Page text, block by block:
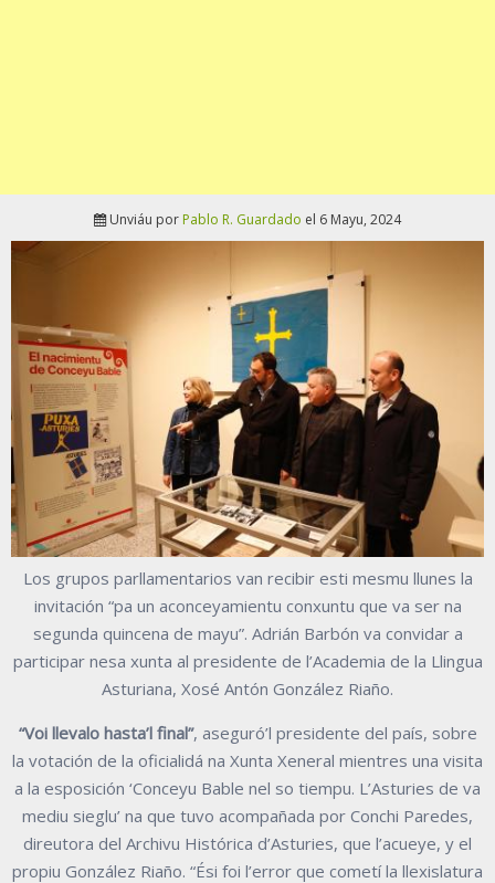
Unviáu por Pablo R. Guardado el 6 Mayu, 2024
Los grupos parllamentarios van recibir esti mesmu llunes la
invitación “pa un aconceyamientu conxuntu que va ser na
segunda quincena de mayu”. Adrián Barbón va convidar a
participar nesa xunta al presidente de l’Academia de la Llingua
Asturiana, Xosé Antón González Riaño.
“Voi llevalo hasta’l final”, aseguró’l presidente del país, sobre
la votación de la oficialidá na Xunta Xeneral mientres una visita
a la esposición ‘Conceyu Bable nel so tiempu. L’Asturies de va
mediu sieglu’ na que tuvo acompañada por Conchi Paredes,
direutora del Archivu Histórica d’Asturies, que l’acueye, y el
propiu González Riaño. “Ési foi l’error que cometí la llexislatura